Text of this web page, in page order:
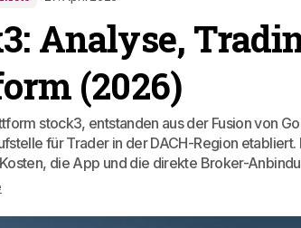
Analyse,
(2026)
stock3, entstanden aus der Fusion von
für Trader in der DACH-Region
die App und die direkte Broker-